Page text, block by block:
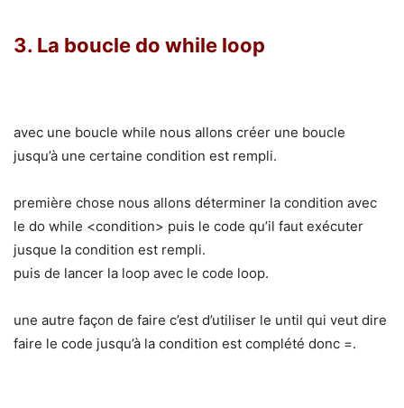
3. La boucle do while loop
avec une boucle while nous allons créer une boucle
jusqu’à une certaine condition est rempli.
première chose nous allons déterminer la condition avec
le do while <condition> puis le code qu’il faut exécuter
jusque la condition est rempli.
puis de lancer la loop avec le code loop.
une autre façon de faire c’est d’utiliser le until qui veut dire
faire le code jusqu’à la condition est complété donc =.